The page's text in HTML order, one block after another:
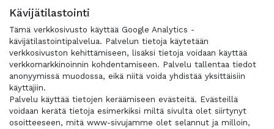
Kävijätilastointi
Tämä verkkosivusto käyttää Google Analytics -
kävijätilastointipalvelua. Palvelun tietoja käytetään
verkkosivuston kehittämiseen, lisäksi tietoja voidaan käyttää
verkkomarkkinoinnin kohdentamiseen. Palvelu tallentaa tiedot
anonyymissä muodossa, eikä niitä voida yhdistää yksittäisiin
käyttäjiin.
Palvelu käyttää tietojen keräämiseen evästeitä. Evästeillä
voidaan kerätä tietoja esimerkiksi miltä sivulta olet siirtynyt
osoitteeseen, mitä www-sivujamme olet selannut ja milloin,